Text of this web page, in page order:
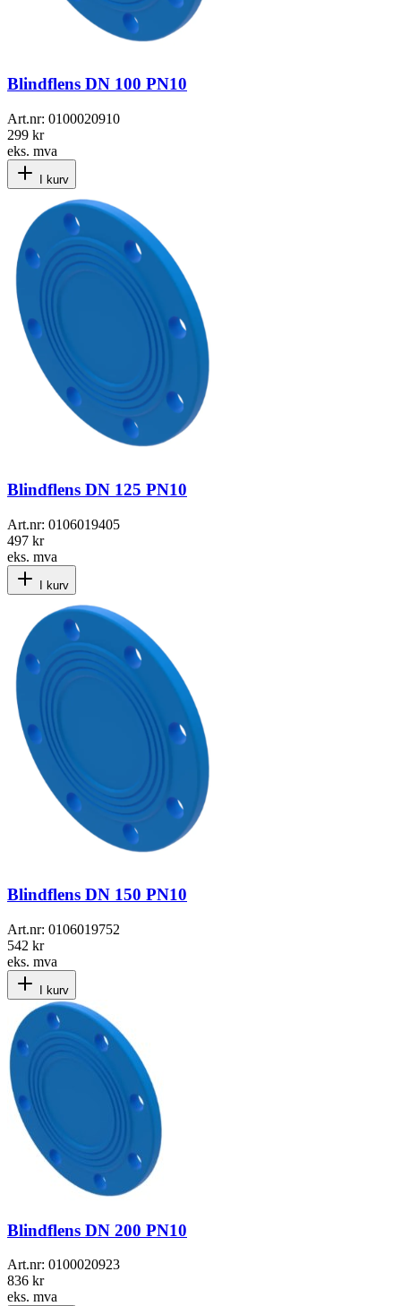
Blindflens DN 100 PN10
Art.nr: 0100020910
299 kr
eks. mva
I kurv
Blindflens DN 125 PN10
Art.nr: 0106019405
497 kr
eks. mva
I kurv
Blindflens DN 150 PN10
Art.nr: 0106019752
542 kr
eks. mva
I kurv
Blindflens DN 200 PN10
Art.nr: 0100020923
836 kr
eks. mva